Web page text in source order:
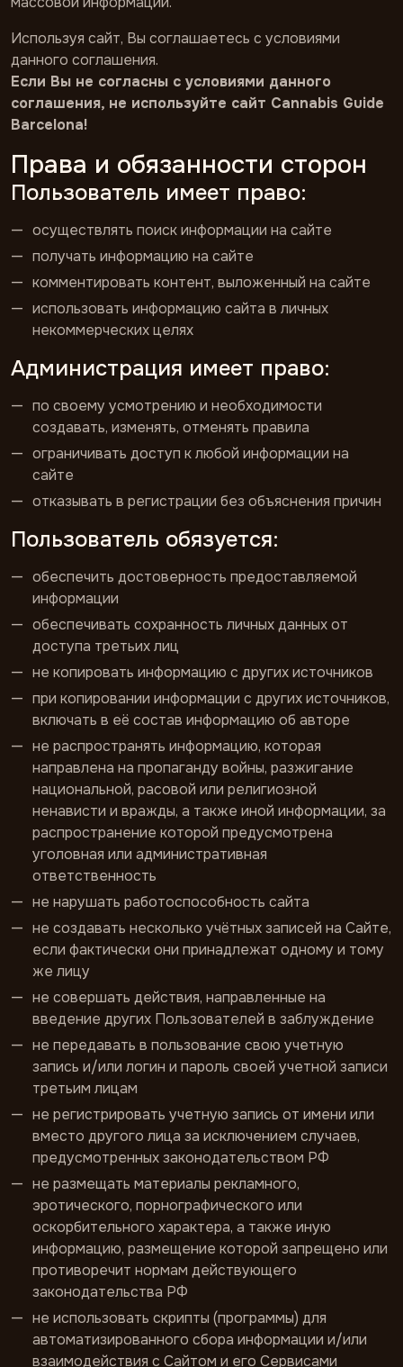
Используя сайт, Вы соглашаетесь с условиями
данного соглашения.
Если Вы не согласны с условиями данного
соглашения, не используйте сайт Cannabis Guide
Barcelona!
Права и обязанности сторон
Пользователь имеет право:
осуществлять поиск информации на сайте
получать информацию на сайте
комментировать контент, выложенный на сайте
использовать информацию сайта в личных
некоммерческих целях
Администрация имеет право:
по своему усмотрению и необходимости
создавать, изменять, отменять правила
ограничивать доступ к любой информации на
сайте
отказывать в регистрации без объяснения причин
Пользователь обязуется:
обеспечить достоверность предоставляемой
информации
обеспечивать сохранность личных данных от
доступа третьих лиц
не копировать информацию с других источников
при копировании информации с других источников,
включать в её состав информацию об авторе
не распространять информацию, которая
направлена на пропаганду войны, разжигание
национальной, расовой или религиозной
ненависти и вражды, а также иной информации, за
распространение которой предусмотрена
уголовная или административная
ответственность
не нарушать работоспособность сайта
не создавать несколько учётных записей на Сайте,
если фактически они принадлежат одному и тому
же лицу
не совершать действия, направленные на
введение других Пользователей в заблуждение
не передавать в пользование свою учетную
запись и/или логин и пароль своей учетной записи
третьим лицам
не регистрировать учетную запись от имени или
вместо другого лица за исключением случаев,
предусмотренных законодательством РФ
не размещать материалы рекламного,
эротического, порнографического или
оскорбительного характера, а также иную
информацию, размещение которой запрещено или
противоречит нормам действующего
законодательства РФ
не использовать скрипты (программы) для
автоматизированного сбора информации и/или
взаимодействия с Сайтом и его Сервисами